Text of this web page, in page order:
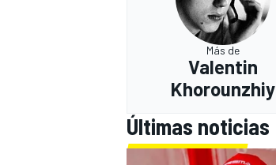
Más de
Valentin
Khorounzhiy
Últimas noticias